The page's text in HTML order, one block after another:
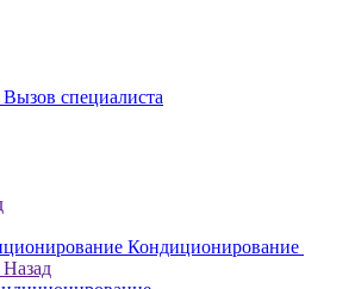
Вызов специалиста
Кондиционирование
Назад